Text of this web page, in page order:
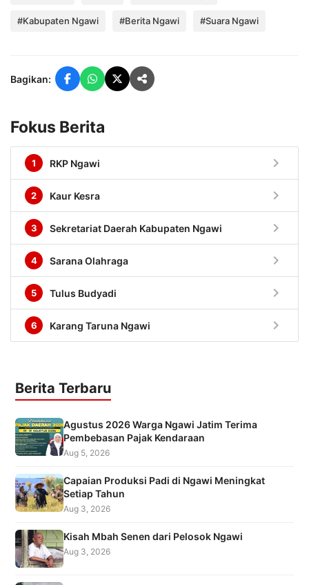
#Kabupaten Ngawi #Berita Ngawi #Suara Ngawi
Bagikan:
Fokus Berita
1 RKP Ngawi chevron_right
2 Kaur Kesra chevron_right
3 Sekretariat Daerah Kabupaten Ngawi chevron_right
4 Sarana Olahraga chevron_right
5 Tulus Budyadi chevron_right
6 Karang Taruna Ngawi chevron_right
Berita Terbaru
Agustus 2026 Warga Ngawi Jatim Terima
Pembebasan Pajak Kendaraan
Aug 5, 2026
Capaian Produksi Padi di Ngawi Meningkat
Setiap Tahun
Aug 3, 2026
Kisah Mbah Senen dari Pelosok Ngawi
Aug 3, 2026